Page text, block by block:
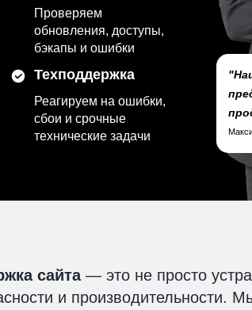
Проверяем
обновления, доступы,
бэкапы и ошибки
Техподдержка
Реагируем на ошибки,
сбои и срочные
технические задачи
сайта— это не просто
и производительности.